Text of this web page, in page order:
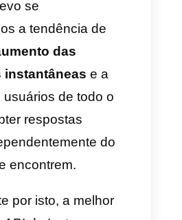
das novas APIs
a muitas empresas
organizar equipas
e realmente
às mais variadas
no interior da